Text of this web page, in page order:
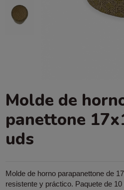
Molde de
panettone
uds
Molde de horno parapanettone de
resistente y práctico. Paquete de